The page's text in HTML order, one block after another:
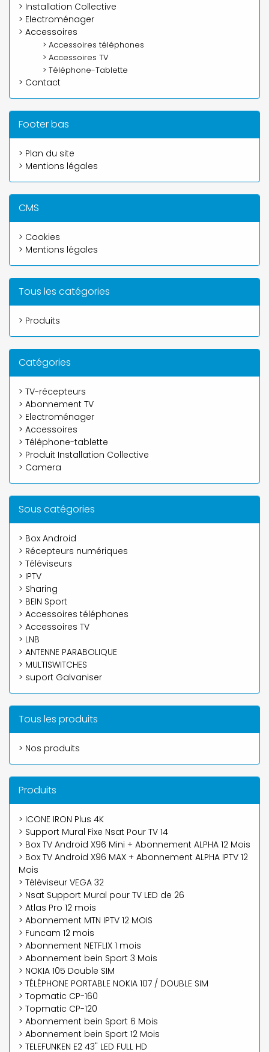
> Installation Collective
> Electroménager
> Accessoires
> Accessoires téléphones
> Accessoires TV
> Téléphone-Tablette
> Contact
Footer bas
> Plan du site
> Mentions légales
CMS
> Cookies
> Mentions légales
Tous les catégories
> Produits
Catégories
> TV-récepteurs
> Abonnement TV
> Electroménager
> Accessoires
> Téléphone-tablette
> Produit Installation Collective
> Camera
Sous catégories
> Box Android
> Récepteurs numériques
> Téléviseurs
> IPTV
> Sharing
> BEIN Sport
> Accessoires téléphones
> Accessoires TV
> LNB
> ANTENNE PARABOLIQUE
> MULTISWITCHES
> suport Galvaniser
Tous les produits
> Nos produits
Produits
> ICONE IRON Plus 4K
> Support Mural Fixe Nsat Pour TV 14
> Box TV Android X96 Mini + Abonnement ALPHA 12 Mois
> Box TV Android X96 MAX + Abonnement ALPHA IPTV 12
Mois
> Téléviseur VEGA 32
> Nsat Support Mural pour TV LED de 26
> Atlas Pro 12 mois
> Abonnement MTN IPTV 12 MOIS
> Funcam 12 mois
> Abonnement NETFLIX 1 mois
> Abonnement bein Sport 3 Mois
> NOKIA 105 Double SIM
> TÉLÉPHONE PORTABLE NOKIA 107 / DOUBLE SIM
> Topmatic CP-160
> Topmatic CP-120
> Abonnement bein Sport 6 Mois
> Abonnement bein Sport 12 Mois
> TELEFUNKEN E2 43" LED FULL HD